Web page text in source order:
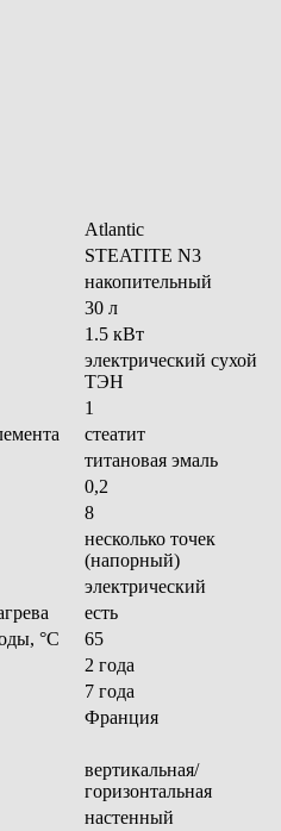
Atlantic
STEATITE N3
накопительный
30 л
1.5 кВт
электрический сухой
ТЭН
1
стеатит
титановая эмаль
0,2
8
несколько точек
(напорный)
электрический
есть
°С
65
2 года
7 года
Франция
вертикальная/
горизонтальная
настенный